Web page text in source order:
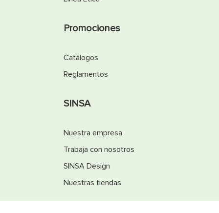
Promociones
Catálogos
Reglamentos
SINSA
Nuestra empresa
Trabaja con nosotros
SINSA Design
Nuestras tiendas